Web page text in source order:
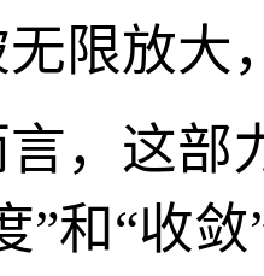
限放大
，这部
”和“收